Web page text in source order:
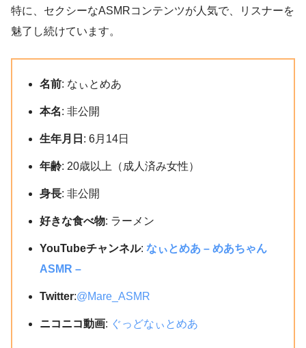
特に、セクシーなASMRコンテンツが人気で、リスナーを
魅了し続けています。
名前: なぃとめあ
本名: 非公開
生年月日 : 6月14日
年齢: 20歳以上（成人済み女性）
身長: 非公開
好きな食べ物: ラーメン
YouTubeチャンネル: なぃとめあ – めあちゃん
ASMR –
Twitter:@Mare_ASMR
ニコニコ動画: ぐっどなぃとめあ